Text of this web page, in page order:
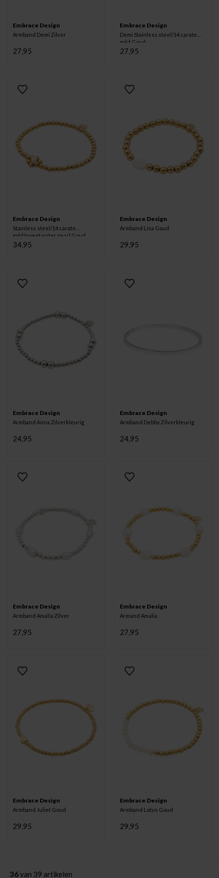
Embrace Design
Armband Demi Zilver
27,95
Embrace Design
Demi Stainless steel/14 carate
gold Goud
27,95
Embrace Design
Stainless steel/14 carate
gold/sweet water pearl Goud
34,95
Embrace Design
Armband Lisa Goud
29,95
Embrace Design
Armband Anna Zilverkleurig
24,95
Embrace Design
Armband Debby Zilverkleurig
24,95
Embrace Design
Armband Amalia Zilver
27,95
Embrace Design
Armand Amalia
27,95
Embrace Design
Armband Juliet Goud
29,95
Embrace Design
Armband Lotus Goud
29,95
36van 39 artikelen